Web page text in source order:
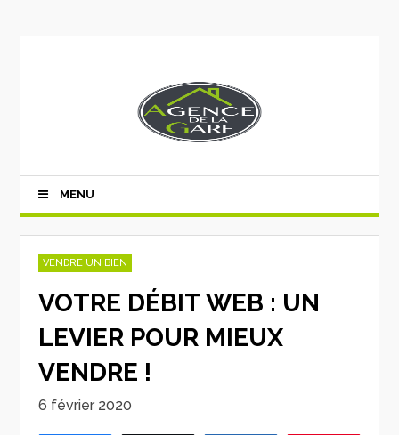
MENU
VENDRE UN BIEN
VOTRE DÉBIT WEB : UN
LEVIER POUR MIEUX
VENDRE !
6 février 2020